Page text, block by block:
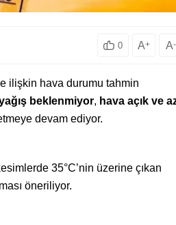
0 A+ A-
ilişkin hava durumu tahmin
beklenmiyor, hava açık ve
devam ediyor.
35°C’nin üzerine çıkan
öneriliyor.